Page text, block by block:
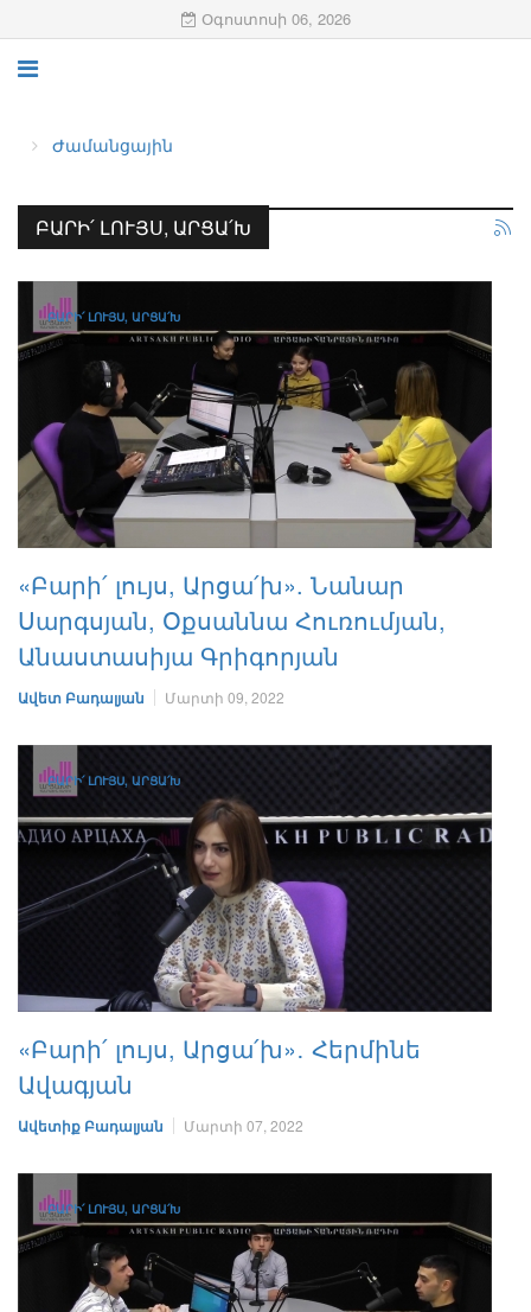
Օգոստոսի 06, 2026
Ժամանցային
ԲԱՐԻ՛ ԼՈՒՅՍ, ԱՐՑԱ՛Խ
ԲԱՐԻ՛ ԼՈՒՅՍ, ԱՐՑԱ՛Խ
«Բարի՛ լույս, Արցա՛խ». Նանար
Սարգսյան, Օքսաննա Հուռումյան,
Անաստասիյա Գրիգորյան
Ավետ Բադալյան Մարտի 09, 2022
ԲԱՐԻ՛ ԼՈՒՅՍ, ԱՐՑԱ՛Խ
«Բարի՛ լույս, Արցա՛խ»․ Հերմինե
Ավագյան
Ավետիք Բադալյան Մարտի 07, 2022
ԲԱՐԻ՛ ԼՈՒՅՍ, ԱՐՑԱ՛Խ